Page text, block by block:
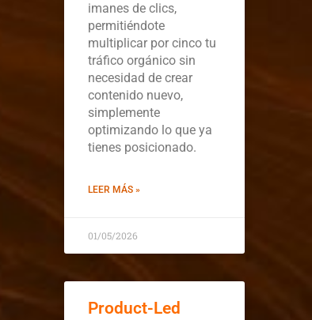
imanes de clics,
permitiéndote
multiplicar por cinco tu
tráfico orgánico sin
necesidad de crear
contenido nuevo,
simplemente
optimizando lo que ya
tienes posicionado.
LEER MÁS »
01/05/2026
Product-Led